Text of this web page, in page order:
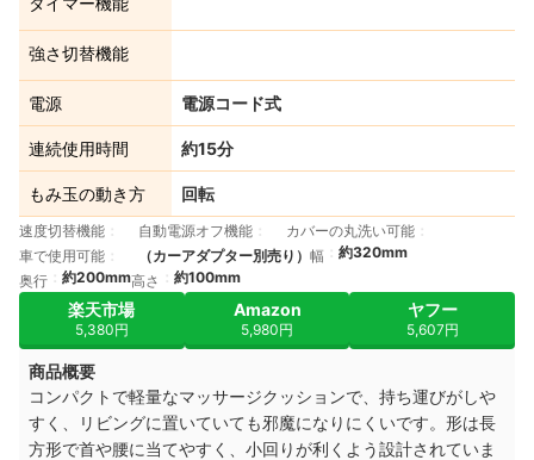
強さ切替機能
電源 電源コード式
連続使用時間 約15分
もみ玉の動き方 回転
速度切替機能 自動電源オフ機能
カバーの丸洗い可能
車で使用可能
（カーアダプター別売り） 幅
約320mm
奥行
約200mm高さ 約100mm
楽天市場
5,380円
Amazon
5,980円
ヤフー
5,607円
商品概要
コンパクトで軽量なマッサージクッションで、持ち運びがしや
すく、リビングに置いていても邪魔になりにくいです。形は長
方形で首や腰に当てやすく、小回りが利くよう設計されていま